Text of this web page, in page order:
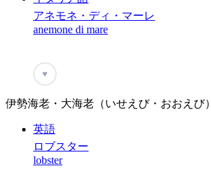
アネモネ・ディ・マーレ
anemone di mare
♥
伊勢海老・大海老（いせえび・おおえび）
英語
ロブスター
lobster